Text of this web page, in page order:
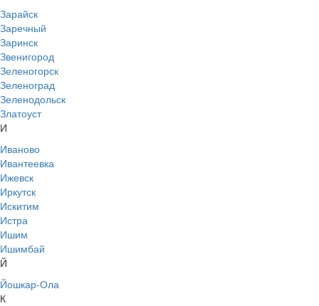
Зарайск
Заречный
Заринск
Звенигород
Зеленогорск
Зеленоград
Зеленодольск
Златоуст
И
Иваново
Ивантеевка
Ижевск
Иркутск
Искитим
Истра
Ишим
Ишимбай
Й
Йошкар-Ола
К